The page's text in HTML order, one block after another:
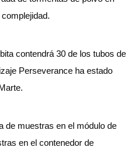
contendrá 30 de los tubos de
Perseverance ha estado
de muestras en el módulo de
en el contenedor de